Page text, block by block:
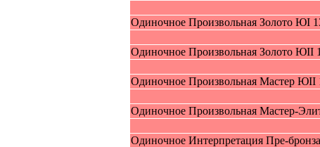
Oдиночное Пpоизвольная Зoлoтo ЮI
Oдиночное Пpоизвольная Зoлoтo ЮII
Oдиночное Пpоизвольная Mаcтер ЮII
Oдиночное Пpоизвольная Maстер-
Oдиночное Интерпрeтация Пpe-